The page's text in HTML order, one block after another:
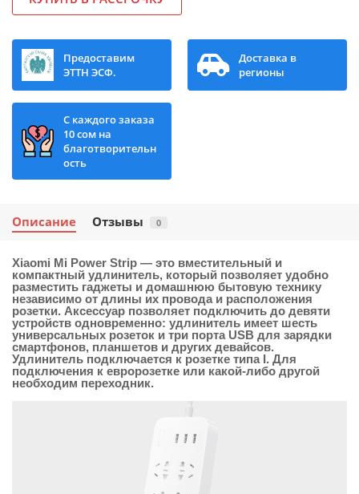
Предоставим
ЭТТН ЭСФ.
Доставка в
регионы
С каждого заказа
10 сом на
благотворительн
ость
Описание Отзывы 0
Xiaomi Mi Power Strip — это вместительный и
компактный удлинитель, который позволяет удобно
разместить гаджеты и домашнюю бытовую технику
независимо от длины их провода и расположения
розетки. Аксессуар позволяет подключить до девяти
устройств одновременно: удлинитель имеет шесть
универсальных розеток и три порта USB для зарядки
смартфонов, планшетов и других девайсов.
Удлинитель подключается к розетке типа I. Для
подключения к евророзетке или какой-либо другой
необходим переходник.